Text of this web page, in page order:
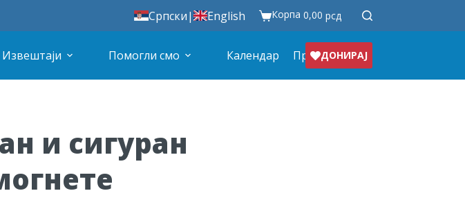
Српски| English Корпа 0,00 рсд
Извештаји Помогли смо Календар Продавница
ДОНИРАЈ
и сигуран